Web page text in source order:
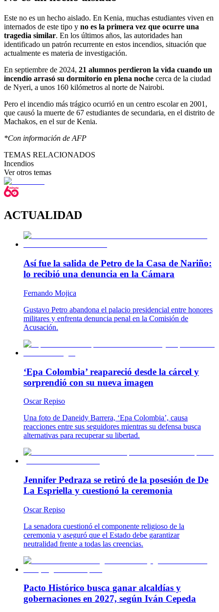
Este no es un hecho aislado. En Kenia, muchas estudiantes viven en
internados de este tipo y no es la primera vez que ocurre una
tragedia similar. En los últimos años, las autoridades han
identificado un patrón recurrente en estos incendios, situación que
actualmente es materia de investigación.
En septiembre de 2024, 21 alumnos perdieron la vida cuando un
incendio arrasó su dormitorio en plena noche cerca de la ciudad
de Nyeri, a unos 160 kilómetros al norte de Nairobi.
Pero el incendio más trágico ocurrió en un centro escolar en 2001,
que causó la muerte de 67 estudiantes de secundaria, en el distrito de
Machakos, en el sur de Kenia.
*Con información de AFP
TEMAS RELACIONADOS
Incendios
Ver otros temas
ACTUALIDAD
Así fue la salida de Petro de la Casa de Nariño:
lo recibió una denuncia en la Cámara
Fernando Mojica
Gustavo Petro abandona el palacio presidencial entre honores
militares y enfrenta denuncia penal en la Comisión de
Acusación.
‘Epa Colombia’ reapareció desde la cárcel y
sorprendió con su nueva imagen
Oscar Repiso
Una foto de Daneidy Barrera, ‘Epa Colombia’, causa
reacciones entre sus seguidores mientras su defensa busca
alternativas para recuperar su libertad.
Jennifer Pedraza se retiró de la posesión de De
La Espriella y cuestionó la ceremonia
Oscar Repiso
La senadora cuestionó el componente religioso de la
ceremonia y aseguró que el Estado debe garantizar
neutralidad frente a todas las creencias.
Pacto Histórico busca ganar alcaldías y
gobernaciones en 2027, según Iván Cepeda